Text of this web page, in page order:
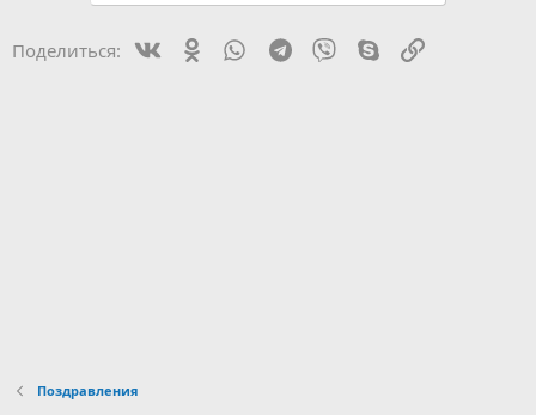
Поделиться: Ok WhatsAppTelegram
Viber SkypeСсылка
Поздравления